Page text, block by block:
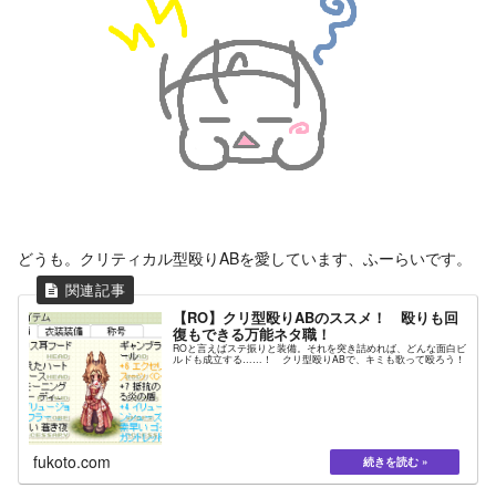
どうも。クリティカル型殴りABを愛しています、ふーらいです。
【RO】クリ型殴りABのススメ！ 殴りも回
復もできる万能ネタ職！
ROと言えばステ振りと装備。それを突き詰めれば、どんな面白ビ
ルドも成立する……！ クリ型殴りABで、キミも歌って殴ろう！
fukoto.com